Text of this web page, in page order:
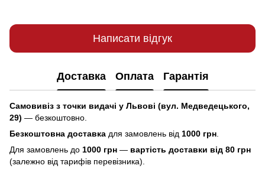
Написати відгук
Доставка Оплата Гарантія
Самовивіз з точки видачі у Львові (вул. Медведецького,
29) — безкоштовно.
Безкоштовна доставка для замовлень від 1000 грн
Для замовлень до 1000 грн — вартість доставки від 80 грн
(залежно від тарифів перевізника).